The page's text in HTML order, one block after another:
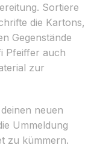
Sortiere
die Kartons,
Gegenstände
Pfeiffer auch
zur
neuen
Ummeldung
zu kümmern.